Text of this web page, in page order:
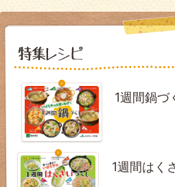
1週間鍋づ
1週間はく